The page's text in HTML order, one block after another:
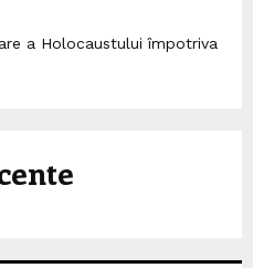
a Holocaustului împotriva